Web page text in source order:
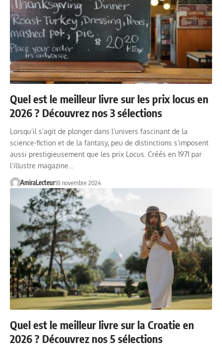
Quel est le meilleur livre sur les prix locus en
2026 ? Découvrez nos 3 sélections
Lorsqu’il s’agit de plonger dans l’univers fascinant de la
science-fiction et de la fantasy, peu de distinctions s’imposent
aussi prestigieusement que les prix Locus. Créés en 1971 par
l’illustre magazine…
AmiraLecteur18 novembre 2024
Quel est le meilleur livre sur la Croatie en
2026 ? Découvrez nos 5 sélections